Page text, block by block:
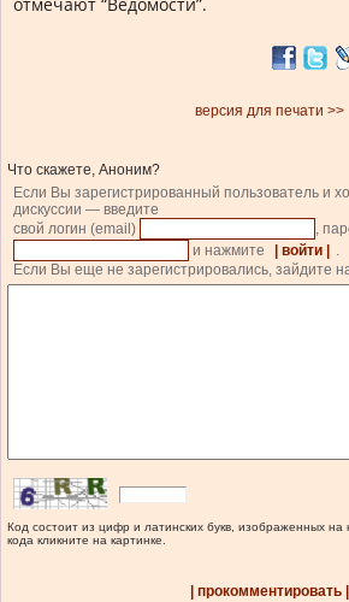
отмечают “Ведомости”.
версия для печати >>
Что скажете, Аноним?
Если Вы зарегистрированный пользователь и
дискуссии — введите
свой логин (email)
,
и нажмите
| войти |
.
Если Вы еще не зарегистрировались, зайдите
Код состоит из цифр и латинских букв, изображенных на
кода кликните на картинке.
| прокомментировать |